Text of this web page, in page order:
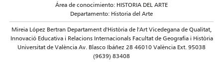
Área de conocimiento: HISTORIA DEL ARTE
Departamento: Historia del Arte
Mireia López Bertran Departament d'Història de l'Art Vicedegana de Qualitat,
Innovació Educativa i Relacions Internacionals Facultat de Geografia i Història
Universitat de València Av. Blasco Ibáñez 28 46010 València Ext. 95038
(9639) 83408